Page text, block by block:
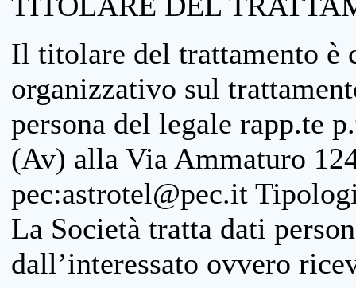
Il titolare del trattamento è
organizzativo sul
persona del legale rapp.te
(Av) alla Via Ammaturo
pec:astrotel@pec.it
La Società tratta dati
dall’interessato ovvero